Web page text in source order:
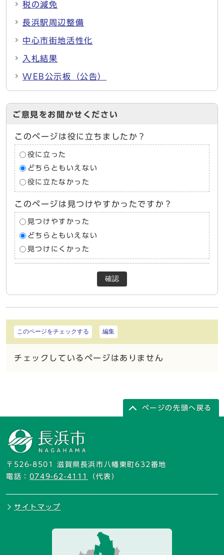
税の減免
長浜駅周辺整備
中心市街地活性化
入札結果
WEB公示板（公告）
ご意見をお聞かせください
このページは役に立ちましたか？
役に立った
どちらともいえない
役に立たなかった
このページは見つけやすかったですか？
見つけやすかった
どちらともいえない
見つけにくかった
確認
このページをチェックする 編集
チェックしているページはありません
ページの先頭へ戻る
〒526-8501 滋賀県長浜市八幡東町632番地
電話： 0749-62-4111 （代表）
サイトマップ